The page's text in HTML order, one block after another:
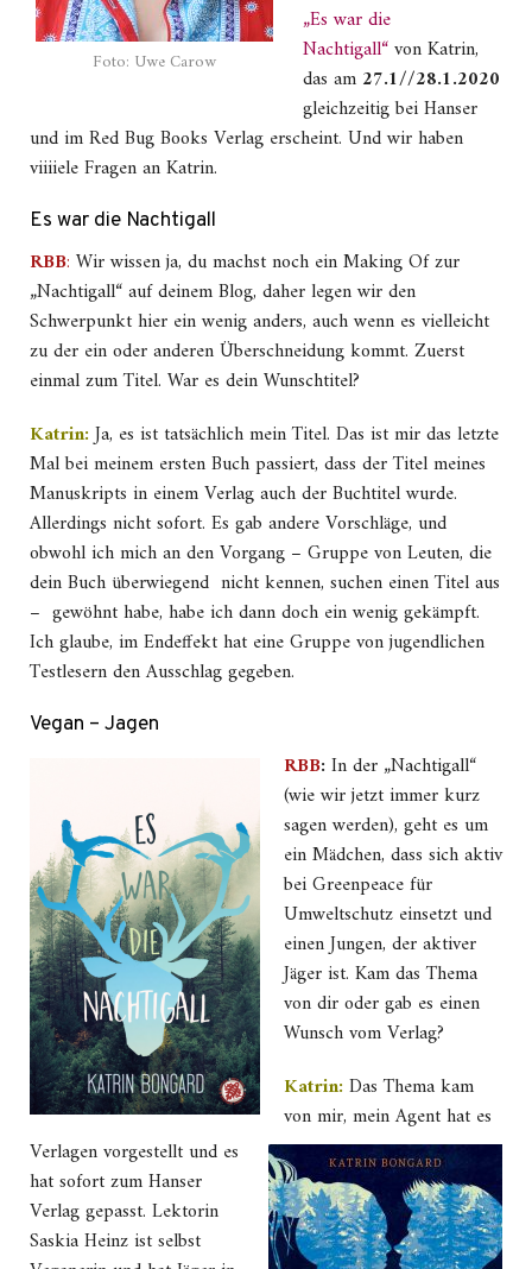
Foto: Uwe Carow
„Es war die
Nachtigall“von Katrin,
das am 27.1//28.1.2020
gleichzeitig bei Hanser
und im Red Bug Books Verlag erscheint. Und wir haben
viiiiele Fragen an Katrin.
Es war die Nachtigall
RBB: Wir wissen ja, du machst noch ein Making Of zur
„Nachtigall“ auf deinem Blog, daher legen wir den
Schwerpunkt hier ein wenig anders, auch wenn es vielleicht
zu der ein oder anderen Überschneidung kommt. Zuerst
einmal zum Titel. War es dein Wunschtitel?
Katrin:Ja, es ist tatsächlich mein Titel. Das ist mir das letzte
Mal bei meinem ersten Buch passiert, dass der Titel meines
Manuskripts in einem Verlag auch der Buchtitel wurde.
Allerdings nicht sofort. Es gab andere Vorschläge, und
obwohl ich mich an den Vorgang – Gruppe von Leuten, die
dein Buch überwiegend nicht kennen, suchen einen Titel aus
– gewöhnt habe, habe ich dann doch ein wenig gekämpft.
Ich glaube, im Endeffekt hat eine Gruppe von jugendlichen
Testlesern den Ausschlag gegeben.
Vegan – Jagen
RBB: In der „Nachtigall“
(wie wir jetzt immer kurz
sagen werden), geht es um
ein Mädchen, dass sich aktiv
bei Greenpeace für
Umweltschutz einsetzt und
einen Jungen, der aktiver
Jäger ist. Kam das Thema
von dir oder gab es einen
Wunsch vom Verlag?
Katrin:Das Thema kam
von mir, mein Agent hat es
Verlagen vorgestellt und es
hat sofort zum Hanser
Verlag gepasst. Lektorin
Saskia Heinz ist selbst